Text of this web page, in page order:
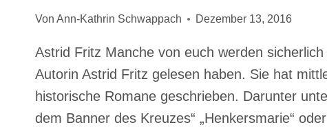
Von Ann-Kathrin Schwappach Dezember 13, 2016
Astrid Fritz Manche von euch werden
Autorin Astrid Fritz gelesen haben. Sie hat
historische Romane geschrieben. Darunter
dem Banner des Kreuzes“ „Henkersmarie“